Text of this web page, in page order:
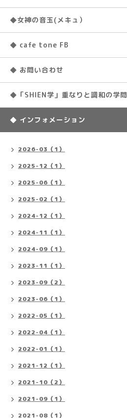
◆女神の音玉(メキュ）
◆ cafe tone FB
◆ お問い合わせ
◆「SHIEN学」重なりと調和の学問
◆ インフォメーション
2026-03（1）
2025-12（1）
2025-06（1）
2025-02（1）
2024-12（1）
2024-11（1）
2024-09（1）
2023-11（1）
2023-09（2）
2023-06（1）
2022-05（1）
2022-04（1）
2022-01（1）
2021-12（1）
2021-10（2）
2021-09（1）
2021-08（1）